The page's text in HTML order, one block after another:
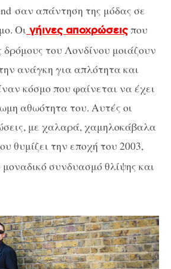
σαν απάντηση της μόδας σε
Οι γήινες αποχρώσειςπου
του Λονδίνου μοιάζουν
ανάγκη για απλότητα και
κόσμο που φαίνεται να έχει
αθωότητα του. Αυτές οι
με χαλαρά, χαμηλοκάβαλα
θυμίζει την εποχή του 2003,
συνδυασμό θλίψης και